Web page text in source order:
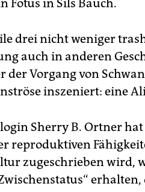
Fötus in Sils Bauch.
drei nicht weniger
auch in anderen
der Vorgang von
inszeniert: eine
Sherry B. Ortner hat
reproduktiven
zugeschrieben wird,
erhalten,